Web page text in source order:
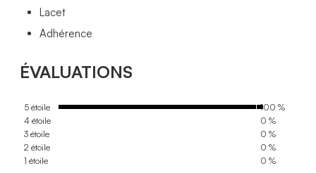
Lacet
Adhérence
ÉVALUATIONS
5 étoile
100 %
4 étoile
0 %
3 étoile
0 %
2 étoile
0 %
1 étoile
0 %